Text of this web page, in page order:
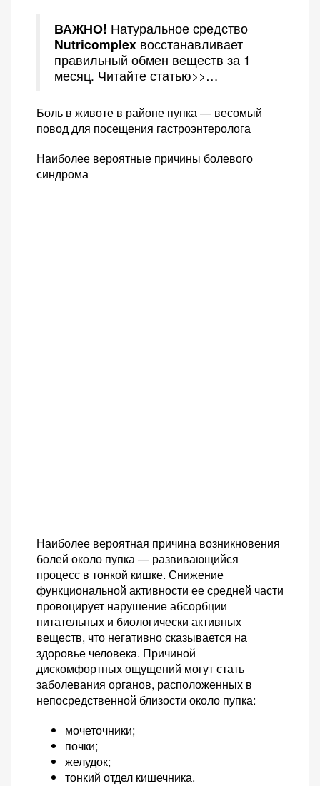
ВАЖНО! Натуральное средство
Nutricomplex восстанавливает
правильный обмен веществ за 1
месяц. Читайте статью>>…
Боль в животе в районе пупка — весомый
повод для посещения гастроэнтеролога
Наиболее вероятные причины болевого
синдрома
Наиболее вероятная причина возникновения
болей около пупка — развивающийся
процесс в тонкой кишке. Снижение
функциональной активности ее средней части
провоцирует нарушение абсорбции
питательных и биологически активных
веществ, что негативно сказывается на
здоровье человека. Причиной
дискомфортных ощущений могут стать
заболевания органов, расположенных в
непосредственной близости около пупка:
мочеточники;
почки;
желудок;
тонкий отдел кишечника.